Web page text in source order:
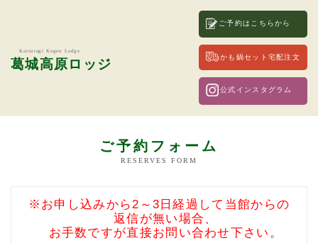
Katsuragi Kogen Lodge
葛城高原ロッジ
ご予約はこちらから
かも鍋セット宅配注文
公式インスタグラム
ご予約フォーム
RESERVES FORM
お申し込みから2～3日経過して当館からの
返信が無い場合、
お手数ですが直接お問い合わせ下さい。